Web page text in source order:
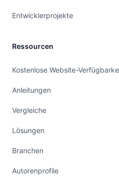
Entwicklerprojekte
Ressourcen
Kostenlose Website-
Anleitungen
Vergleiche
Lösungen
Branchen
Autorenprofile